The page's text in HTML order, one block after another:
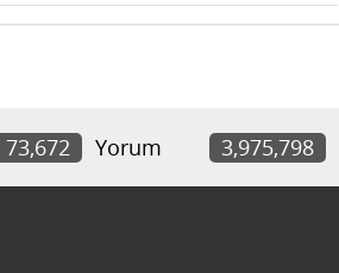
73,672 Yorum 3,975,798